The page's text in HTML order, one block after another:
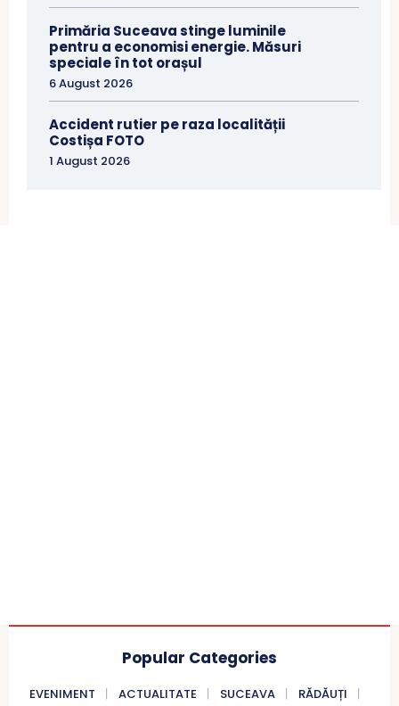
Primăria Suceava stinge luminile
pentru a economisi energie. Măsuri
speciale în tot orașul
6 August 2026
Accident rutier pe raza localității
Costișa FOTO
1 August 2026
Popular Categories
EVENIMENT ACTUALITATE SUCEAVA RĂDĂUȚI